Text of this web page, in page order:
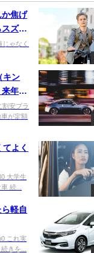
か焦げ
ズメ
ゃなく
キン
年に
割安プラ
が定額
よく
大学生
続...
軽自
これ実
きを...